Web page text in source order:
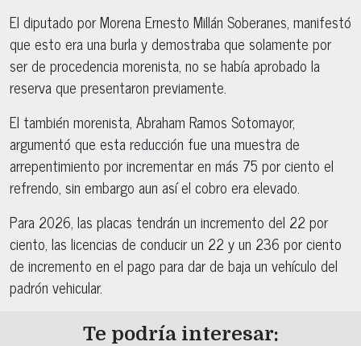
El diputado por Morena Ernesto Millán Soberanes, manifestó
que esto era una burla y demostraba que solamente por
ser de procedencia morenista, no se había aprobado la
reserva que presentaron previamente.
El también morenista, Abraham Ramos Sotomayor,
argumentó que esta reducción fue una muestra de
arrepentimiento por incrementar en más 75 por ciento el
refrendo, sin embargo aun así el cobro era elevado.
Para 2026, las placas tendrán un incremento del 22 por
ciento, las licencias de conducir un 22 y un 236 por ciento
de incremento en el pago para dar de baja un vehículo del
padrón vehicular.
Te podría interesar: